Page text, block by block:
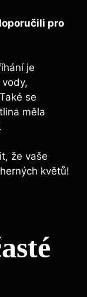
‌pro‌
je
se⁤
měla
že vaše⁢
květů!‍